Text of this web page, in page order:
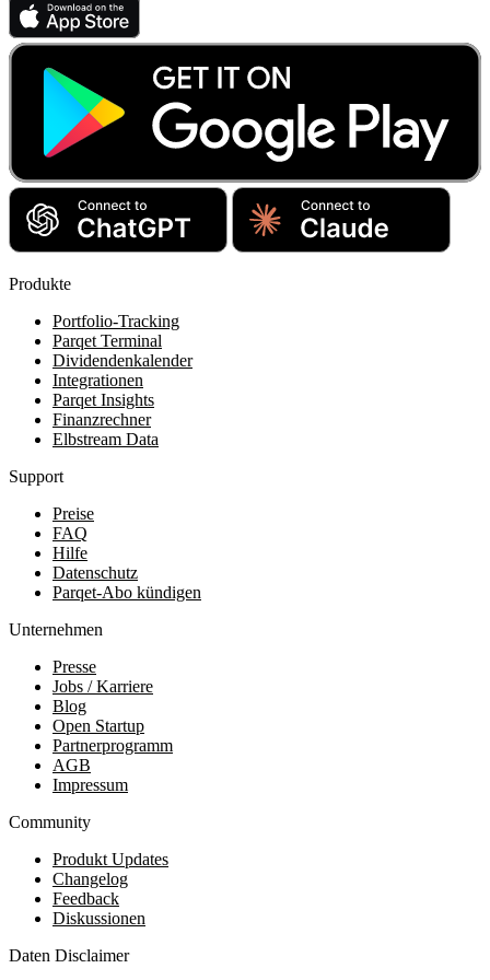
Produkte
Portfolio-Tracking
Parqet Terminal
Dividendenkalender
Integrationen
Parqet Insights
Finanzrechner
Elbstream Data
Support
Preise
FAQ
Hilfe
Datenschutz
Parqet-Abo kündigen
Unternehmen
Presse
Jobs / Karriere
Blog
Open Startup
Partnerprogramm
AGB
Impressum
Community
Produkt Updates
Changelog
Feedback
Diskussionen
Daten Disclaimer